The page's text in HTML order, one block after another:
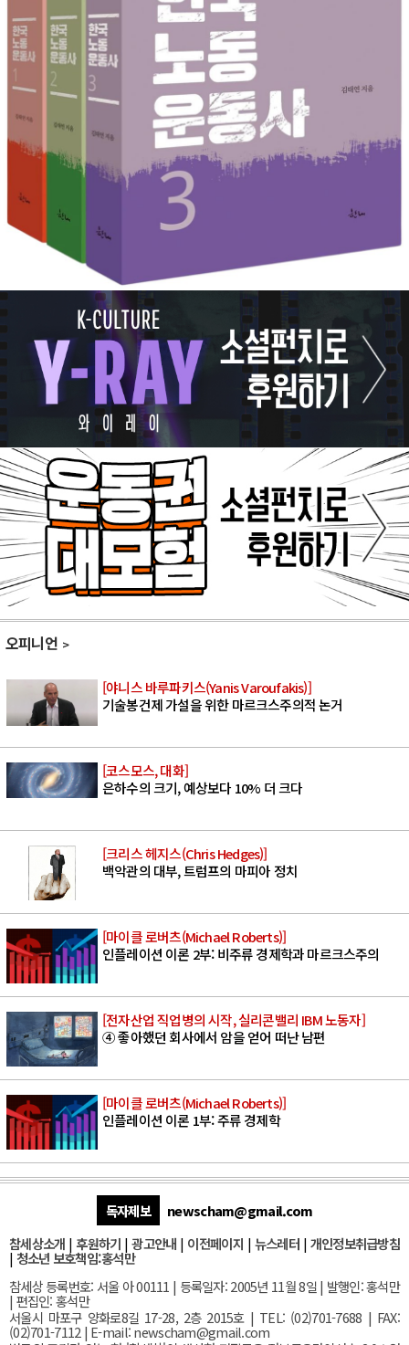
오피니언
[야니스 바루파키스(Yanis Varoufakis)]
기술봉건제 가설을 위한 마르크스주의적 논거
[코스모스, 대화]
은하수의 크기, 예상보다 10% 더 크다
[크리스 헤지스(Chris Hedges)]
백악관의 대부, 트럼프의 마피아 정치
[마이클 로버츠(Michael Roberts)]
인플레이션 이론 2부: 비주류 경제학과 마르크스주의
[전자산업 직업병의 시작, 실리콘밸리 IBM 노동자]
④ 좋아했던 회사에서 암을 얻어 떠난 남편
[마이클 로버츠(Michael Roberts)]
인플레이션 이론 1부: 주류 경제학
독자제보
newscham@gmail.com
참세상소개 | 후원하기 |광고안내 | 이전페이지 | 뉴스레터| 개인정보취급방침
| 청소년 보호책임:홍석만
참세상 등록번호: 서울 아 00111 | 등록일자: 2005년 11월 8일 | 발행인: 홍석만
| 편집인: 홍석만
서울시 마포구 양화로8길 17-28, 2층 2015호| TEL: (02)701-7688 | FAX:
(02)701-7112 | E-mail:newscham@gmail.com